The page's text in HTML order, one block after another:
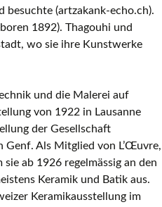
(artzakank-echo.ch).
1892). Thagouhi und
wo sie ihre Kunstwerke
und die Malerei auf
von 1922 in Lausanne
der Gesellschaft
Genf. Als Mitglied von L’Œuvre,
ab 1926 regelmässig an den
Keramik und Batik aus.
Keramikausstellung im